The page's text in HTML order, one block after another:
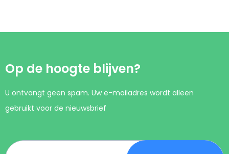
Op de hoogte blijven?
U ontvangt geen spam. Uw e-mailadres wordt alleen
gebruikt voor de nieuwsbrief